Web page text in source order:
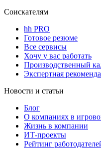
Соискателям
hh PRO
Готовое резюме
Все сервисы
Хочу у вас работать
Производственный
Экспертная
Новости и статьи
Блог
О компаниях в
Жизнь в компании
ИТ-проекты
Рейтинг